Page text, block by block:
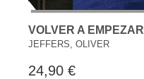
VOLVER A EMPEZAR
JEFFERS, OLIVER
24,90 €